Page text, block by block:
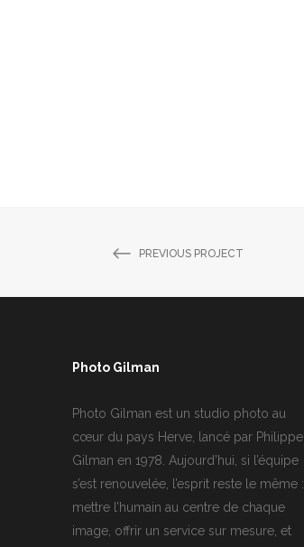
PREVIOUS PROJECT
Photo Gilman
Photo Gilman est un studio photo au
cœur du pays Herve, lancé par Philippe
Gilman en 1978. Aujourd’hui, si l’équipe
s’est renouvelée, l’esprit reste le même :
mettre l’humain au centre de chaque
image, offrir un service sur mesure, et